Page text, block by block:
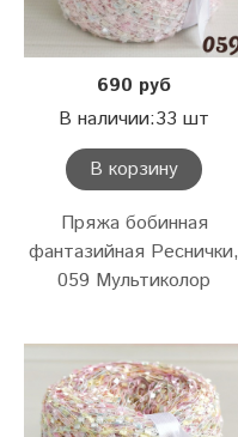
690 руб
В наличии:33 шт
В корзину
Пряжа бобинная
фантазийная Реснички,
059 Мультиколор